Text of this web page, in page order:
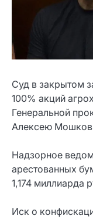
Суд в закрытом
100% акций
Генеральной
Алексею
Надзорное
арестованных
1,174 миллиарда
Иск о